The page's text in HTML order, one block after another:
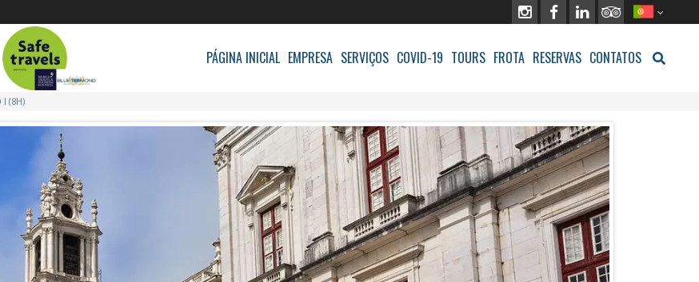
PÁGINA INICIAL EMPRESA SERVIÇOS
TOURS
CORPORATE
AGÊNCIAS DE VIAGENS E OPERADORES TURÍSTICOS
COVID-19 TOURS
TOUR LISBOA ECLÉTICA (8H)
TOUR LISBOA AUTÊNTICA COM PROVA DE VINHO DO PORTO (8H)
TOUR LISBOA AO SOM DO FADO (4H)
TOUR LISBOA, SINTRA, CASCAIS & ESTORIL (9H)
TOUR SINTRA, CABO DA ROCA, CASCAIS & ESTORIL (8H)
TOUR DOS MAIS BELOS PALÁCIOS REAIS – OPÇÃO I (8H)
TOUR DOS MAIS BELOS PALÁCIOS REAIS – OPÇÃO II (8H)
FROTA RESERVAS CONTATOS
I (8H)